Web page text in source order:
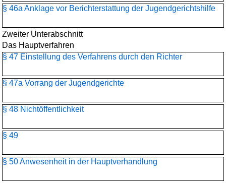
§ 46a Anklage vor Berichterstattung der Jugendgerichtshilfe
Zweiter Unterabschnitt
Das Hauptverfahren
§ 47 Einstellung des Verfahrens durch den Richter
§ 47a Vorrang der Jugendgerichte
§ 48 Nichtöffentlichkeit
§ 49
§ 50 Anwesenheit in der Hauptverhandlung